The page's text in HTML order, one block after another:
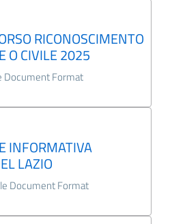
RICONOSCIMENTO
O CIVILE 2025
Document Format
INFORMATIVA
LAZIO
Document Format